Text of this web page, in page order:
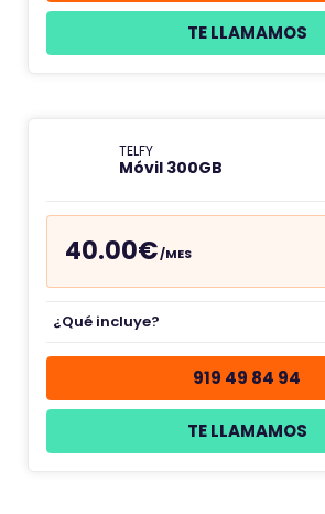
TE LLAMAMOS
TELFY
Móvil 300GB
40.00€/MES
¿Qué incluye?
919 49 84 94
TE LLAMAMOS